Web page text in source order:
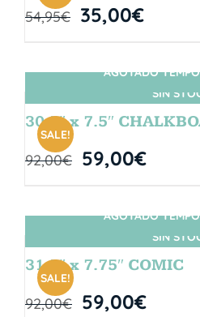
54,95€ 35,00€
SIN
SALE!
AGOTADO
30.5″ x 7.5″
92,00€ 59,00€
SIN
SALE!
AGOTADO
31.5″ x 7.75″ COMIC
92,00€ 59,00€